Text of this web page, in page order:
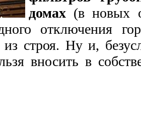
домах (в новых
отключения
строя. Ну и,
вносить в